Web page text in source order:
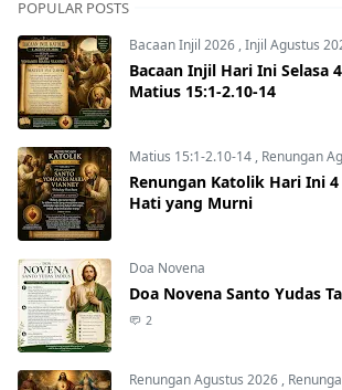
POPULAR POSTS
Bacaan Injil 2026 ,Injil Agustus
Bacaan Injil Hari Ini Selasa
Matius 15:1-2.10-14
Matius 15:1-2.10-14 , Renungan
Renungan Katolik Hari Ini
Hati yang Murni
Doa Novena
Doa Novena Santo Yudas
2
Renungan Agustus 2026 ,